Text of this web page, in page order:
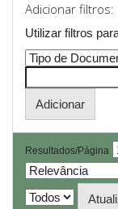
Adicionar filtros:
Utilizar filtros
Resultados/Página